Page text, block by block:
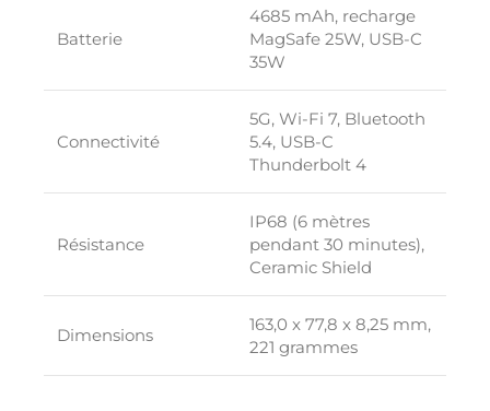
Batterie
4685 mAh, recharge
MagSafe 25W, USB-C
35W
Connectivité
5G, Wi-Fi 7, Bluetooth
5.4, USB-C
Thunderbolt 4
Résistance
IP68 (6 mètres
pendant 30 minutes),
Ceramic Shield
Dimensions
163,0 x 77,8 x 8,25 mm,
221 grammes